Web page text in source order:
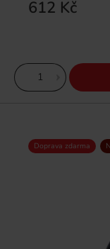
612 Kč
Doprava zdarma